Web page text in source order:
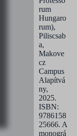
rum
Hungaro
rum),
Piliscsab
a,
Makove
cz
Campus
Alapítvá
ny,
2025.
ISBN:
9786158
25666. A
monográ